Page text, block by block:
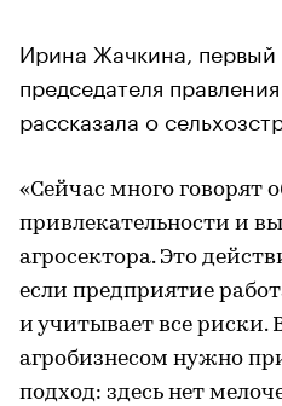
Ирина Жачкина, первый
председателя
рассказала о
«Сейчас много говорят
привлекательности и
агросектора. Это
если предприятие
и учитывает все риски.
агробизнесом нужно
подход: здесь нет